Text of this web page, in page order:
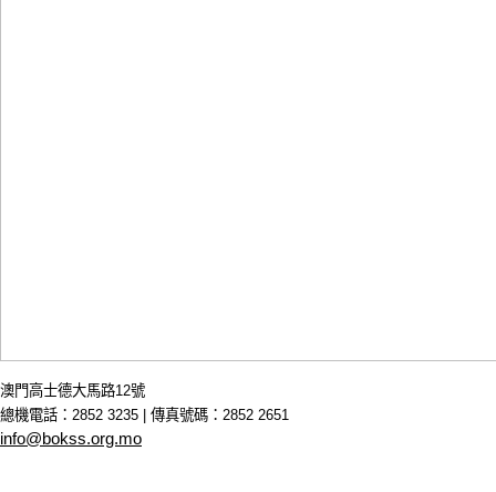
澳門高士德大馬路12號
總機電話：2852 3235 | 傳真號碼：2852 2651
info@bokss.org.mo